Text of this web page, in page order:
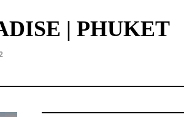
| PHUKET